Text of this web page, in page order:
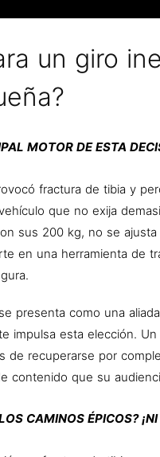
un giro
MOTOR DE ESTA
fractura de tibia y
que no exija
sus 200 kg, no se
en una herramienta de
presenta como una
impulsa esta elección.
de recuperarse por
contenido que su
CAMINOS ÉPICOS?